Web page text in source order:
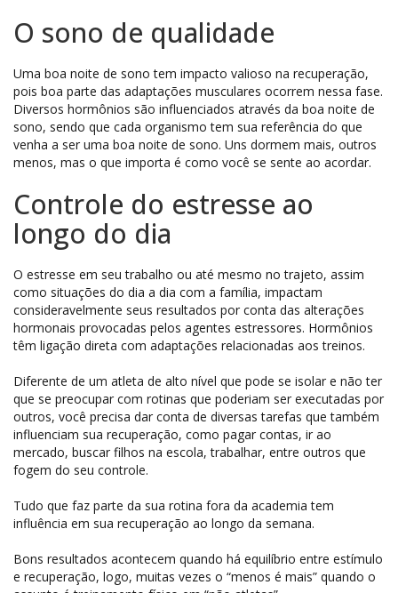
O sono de qualidade
Uma boa noite de sono tem impacto valioso na recuperação,
pois boa parte das adaptações musculares ocorrem nessa fase.
Diversos hormônios são influenciados através da boa noite de
sono, sendo que cada organismo tem sua referência do que
venha a ser uma boa noite de sono. Uns dormem mais, outros
menos, mas o que importa é como você se sente ao acordar.
Controle do estresse ao
longo do dia
O estresse em seu trabalho ou até mesmo no trajeto, assim
como situações do dia a dia com a família, impactam
consideravelmente seus resultados por conta das alterações
hormonais provocadas pelos agentes estressores. Hormônios
têm ligação direta com adaptações relacionadas aos treinos.
Diferente de um atleta de alto nível que pode se isolar e não ter
que se preocupar com rotinas que poderiam ser executadas por
outros, você precisa dar conta de diversas tarefas que também
influenciam sua recuperação, como pagar contas, ir ao
mercado, buscar filhos na escola, trabalhar, entre outros que
fogem do seu controle.
Tudo que faz parte da sua rotina fora da academia tem
influência em sua recuperação ao longo da semana.
Bons resultados acontecem quando há equilíbrio entre estímulo
e recuperação, logo, muitas vezes o “menos é mais” quando o